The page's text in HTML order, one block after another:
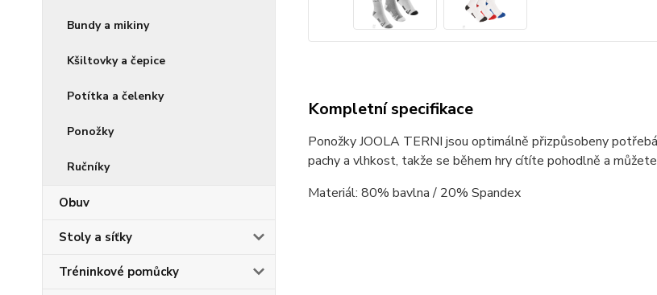
Bundy a mikiny
Kšiltovky a čepice
Potítka a čelenky
Ponožky
Ručníky
Obuv
Stoly a síťky
Tréninkové pomůcky
Kompletní specifikace
Ponožky JOOLA TERNI jsou optimálně přizpůsobeny
pachy a vlhkost, takže se během hry cítíte pohodlně a
Materiál: 80% bavlna / 20% Spandex